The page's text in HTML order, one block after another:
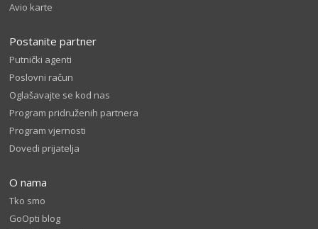
Avio karte
Postanite partner
Putnički agenti
Poslovni račun
Oglašavajte se kod nas
Program pridruženih partnera
Program vjernosti
Dovedi prijatelja
O nama
Tko smo
GoOpti blog